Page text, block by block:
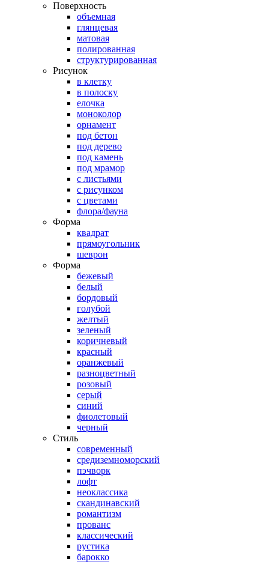
Поверхность
объемная
глянцевая
матовая
полированная
структурированная
Рисунок
в клетку
в полоску
елочка
моноколор
орнамент
под бетон
под дерево
под камень
под мрамор
с листьями
с рисунком
с цветами
флора/фауна
Форма
квадрат
прямоугольник
шеврон
Форма
бежевый
белый
бордовый
голубой
желтый
зеленый
коричневый
красный
оранжевый
разноцветный
розовый
серый
синий
фиолетовый
черный
Стиль
современный
средиземноморский
пэчворк
лофт
неоклассика
скандинавский
романтизм
прованс
классический
рустика
барокко